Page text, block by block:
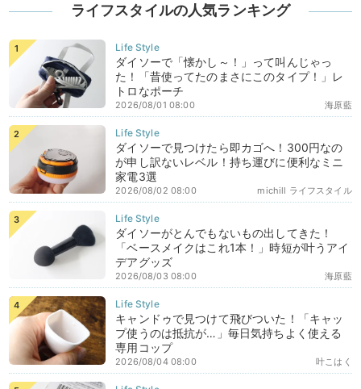
ライフスタイルの人気ランキング
ダイソーで「懐かし～！」って叫んじゃっ
た！「昔使ってたのまさにこのタイプ！」レ
トロなポーチ
海原藍
2026/08/01 08:00
ダイソーで見つけたら即カゴへ！300円なの
が申し訳ないレベル！持ち運びに便利なミニ
家電3選
michill ライフスタイル
2026/08/02 08:00
ダイソーがとんでもないもの出してきた！
「ベースメイクはこれ1本！」時短が叶うアイ
デアグッズ
海原藍
2026/08/03 08:00
キャンドゥで見つけて飛びついた！「キャッ
プ使うのは抵抗が…」毎日気持ちよく使える
専用コップ
叶こはく
2026/08/04 08:00